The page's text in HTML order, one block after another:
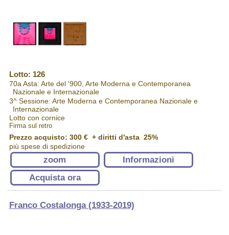
Lotto: 126
70a Asta: Arte del '900, Arte Moderna e Contemporanea
Nazionale e Internazionale
3^ Sessione: Arte Moderna e Contemporanea Nazionale e
Internazionale
Lotto con cornice
Firma sul retro
Prezzo acquisto: 300 €+ diritti d'asta 25%
più spese di spedizione
zoom
Informazioni
Acquista ora
Franco Costalonga (1933-2019)